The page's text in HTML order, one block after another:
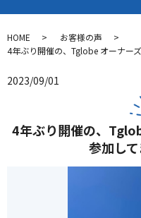
HOME
お客様の声
4年ぶり開催の、Tglobe オーナー
2023/09/01
4年ぶり開催の、
参加して